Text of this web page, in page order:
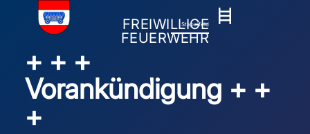
FREIWILLIGE
FEUERWEHR
Stapelfeld
+ + +
Vorankündigung + +
+